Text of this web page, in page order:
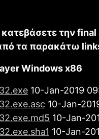
κατεβάσετε την
τα παρακάτω
Windows x86
10-Jan-2019
10-Jan-
10-Jan-
10-Jan-